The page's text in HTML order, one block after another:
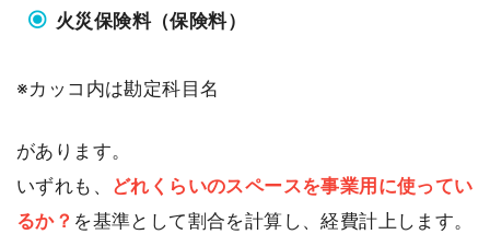
火災保険料（保険料）
※カッコ内は勘定科目名
があります。
いずれも、 どれくらいのスペースを事業用に使ってい
るか？ を基準として割合を計算し、経費計上します。